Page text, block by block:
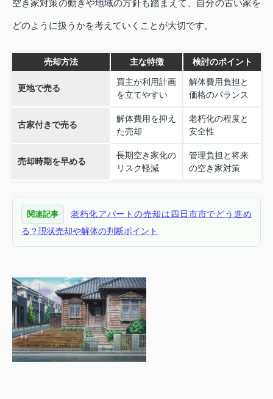
空き家対策の動きや地域の方針も踏まえて、自分の古い家を
どのように扱うかを考えていくことが大切です。
売却方法 主な特徴 検討のポイント
更地で売る
買主が利用計画
を立てやすい
解体費用負担と
価格のバランス
古家付きで売る
解体費用を抑え
た売却
老朽化の程度と
安全性
売却時期を早める
長期空き家化の
リスク軽減
管理負担と将来
の空き家対策
関連記事
老朽化アパートの売却は四日市市でどう進め
る？現状売却や解体の判断ポイント